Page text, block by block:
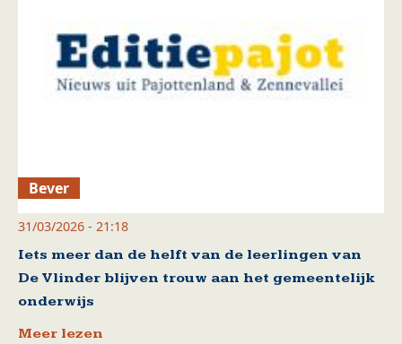
Bever
31/03/2026 - 21:18
Iets meer dan de helft van de leerlingen van
De Vlinder blijven trouw aan het gemeentelijk
onderwijs
Meer lezen